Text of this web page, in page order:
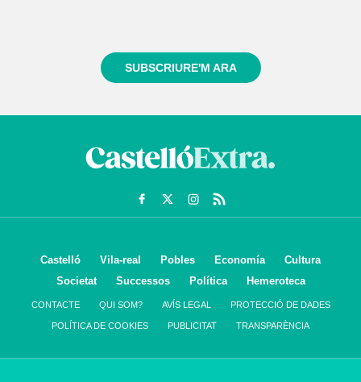
SUBSCRIURE'M ARA
Castelló Vila-real Pobles Economía
Cultura
Societat
Successos Política Hemeroteca
CONTACTE QUI SOM? AVÍS LEGAL PROTECCIÓ DE DADES
POLÍTICA DE COOKIES PUBLICITAT TRANSPARÈNCIA